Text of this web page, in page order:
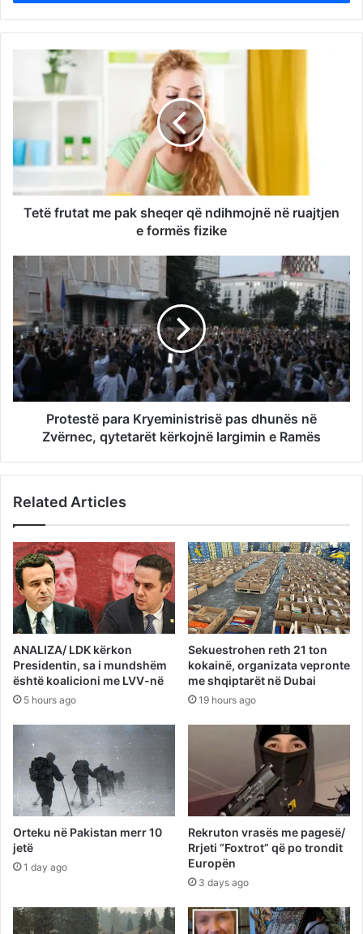
Tetë frutat me pak sheqer që ndihmojnë në ruajtjen
e formës fizike
Protestë para Kryeministrisë pas dhunës në
Zvërnec, qytetarët kërkojnë largimin e Ramës
Related Articles
ANALIZA/ LDK kërkon
Presidentin, sa i mundshëm
është koalicioni me LVV-në
5 hours ago
Sekuestrohen reth 21 ton
kokainë, organizata vepronte
me shqiptarët në Dubai
19 hours ago
Orteku në Pakistan merr 10
jetë
1 day ago
Rekruton vrasës me pagesë/
Rrjeti “Foxtrot” që po trondit
Europën
3 days ago